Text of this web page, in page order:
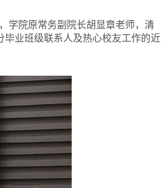
学院原常务副院长胡显章老师，清
业班级联系人及热心校友工作的近